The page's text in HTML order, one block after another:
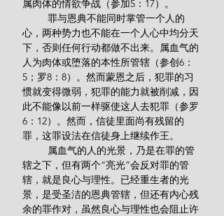
属肉体的情欲争战（参加5：17）。
心，两种势力也不能在一个人心中均分天
下，否则任何行动都做不出来。属血气的
人为肉体或堕落的本性所管辖（参创6：
5；罗8：8）。然而蒙恩之后，犯罪的习
惯就变得微弱，犯罪的能力就被削减，因
此不能像以前一样驱使这人去犯罪（参罗
6：12）。然而，信徒里面尚有残留的
罪，这罪设法在信徒身上继续作王。
辖之下，但有两个“亮光”会反对罪的管
辖，就是良心与理性。已经重生者的光
景，是受圣洁的恩典管辖，但还有内心残
余的罪作对，虽然良心与理性也会阻止许